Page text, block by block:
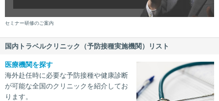
セミナー研修のご案内
国内トラベルクリニック（予防接種実施機関）リスト
医療機関を探す
海外赴任時に必要な予防接種や健康診断
が可能な全国のクリニックを紹介してお
ります。